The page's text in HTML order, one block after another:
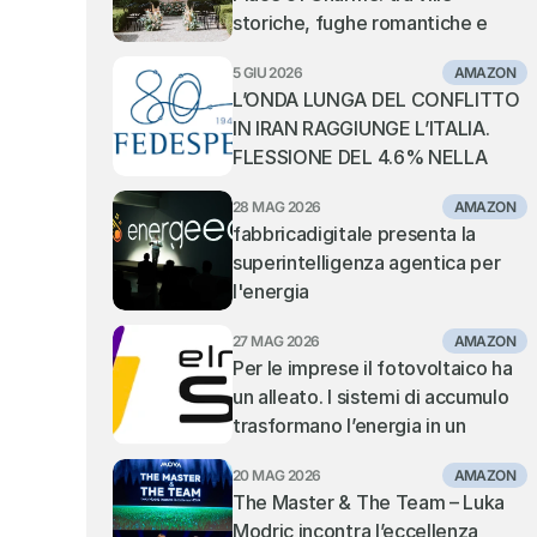
storiche, fughe romantiche e
5 GIU 2026 AMAZON
L’ONDA LUNGA DEL CONFLITTO
IN IRAN RAGGIUNGE L’ITALIA.
FLESSIONE DEL 4.6% NELLA
CONTAINER NEI PORTI ITALIANI.
TIENE IL TRANSHIPMENT, IN
SOFFERENZA I PORTI GATEWAY
DEL MEDITERRANEO CENTRALE
E ORIENTALE
28 MAG 2026 AMAZON
fabbricadigitale presenta la
superintelligenza agentica per
l'energia
27 MAG 2026 AMAZON
Per le imprese il fotovoltaico ha
un alleato. I sistemi di accumulo
trasformano l’energia in un
di Elmec Solar.
20 MAG 2026 AMAZON
The Master & The Team – Luka
Modric incontra l’eccellenza